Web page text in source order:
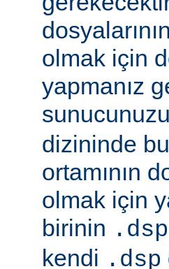
olmak için
yapmanız
dizininde
ortamının
olmak için
birinin .dsp
kendi .dsp